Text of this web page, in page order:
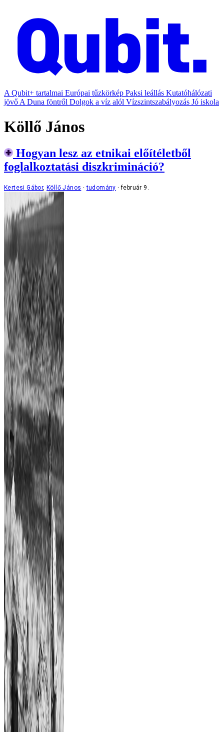
A Qubit+ tartalmai Európai tűzkörkép Paksi leállás Kutatóhálózati
jövő A Duna föntről Dolgok a víz alól Vízszintszabályozás Jó iskola
Köllő János
Hogyan lesz az etnikai előítéletből
foglalkoztatási diszkrimináció?
Kertesi Gábor, Köllő János tudomány február 9.